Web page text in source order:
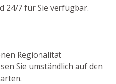
24/7 für Sie verfügbar.
Regionalität
Sie umständlich auf den